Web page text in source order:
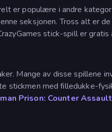
er populære i andre
seksjonen. Tross alt er
stick-spill er gratis
Mange av disse spillene
stickmen med filledukke-
Prison: Counter